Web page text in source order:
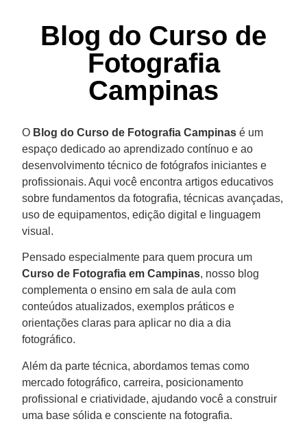
Blog do Curso de
Fotografia
Campinas
O Blog do Curso de Fotografia Campinas é um
espaço dedicado ao aprendizado contínuo e ao
desenvolvimento técnico de fotógrafos iniciantes e
profissionais. Aqui você encontra artigos educativos
sobre fundamentos da fotografia, técnicas avançadas,
uso de equipamentos, edição digital e linguagem
visual.
Pensado especialmente para quem procura um
Curso de Fotografia em Campinas, nosso blog
complementa o ensino em sala de aula com
conteúdos atualizados, exemplos práticos e
orientações claras para aplicar no dia a dia
fotográfico.
Além da parte técnica, abordamos temas como
mercado fotográfico, carreira, posicionamento
profissional e criatividade, ajudando você a construir
uma base sólida e consciente na fotografia.